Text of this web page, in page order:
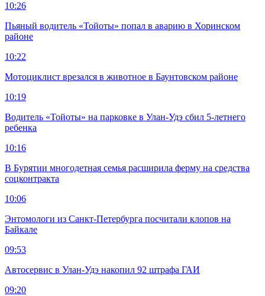
10:26
Пьяный водитель «Тойоты» попал в аварию в Хоринском
районе
10:22
Мотоциклист врезался в животное в Баунтовском районе
10:19
Водитель «Тойоты» на парковке в Улан-Удэ сбил 5-летнего
ребенка
10:16
В Бурятии многодетная семья расширила ферму на средства
соцконтракта
10:06
Энтомологи из Санкт-Петербурга посчитали клопов на
Байкале
09:53
Автосервис в Улан-Удэ накопил 92 штрафа ГАИ
09:20